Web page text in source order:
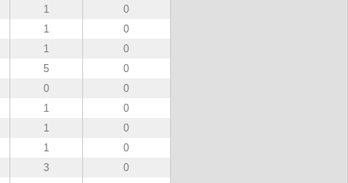
1
0
1
0
1
0
5
0
0
0
1
0
1
0
1
0
3
0